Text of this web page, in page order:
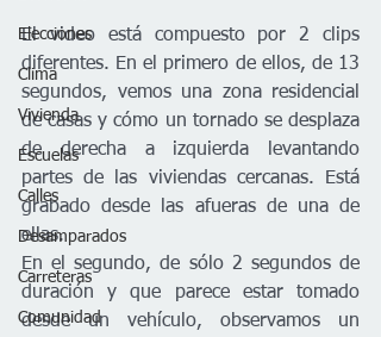
Elecciones
Clima
Vivienda
Escuelas
Calles
Desamparados
Carreteras
Comunidad
El video está compuesto por 2 clips
diferentes. En el primero de ellos, de 13
segundos, vemos una zona residencial
de casas y cómo un tornado se desplaza
de derecha a izquierda levantando
partes de las viviendas cercanas. Está
grabado desde las afueras de una de
ellas.
En el segundo, de sólo 2 segundos de
duración y que parece estar tomado
desde un vehículo, observamos un